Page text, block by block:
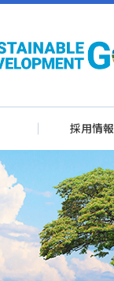
採用情報